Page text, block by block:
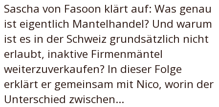
Sascha von Fasoon klärt auf: Was genau
ist eigentlich Mantelhandel? Und warum
ist es in der Schweiz grundsätzlich nicht
erlaubt, inaktive Firmenmäntel
weiterzuverkaufen? In dieser Folge
erklärt er gemeinsam mit Nico, worin der
Unterschied zwischen...